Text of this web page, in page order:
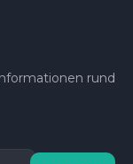
rund